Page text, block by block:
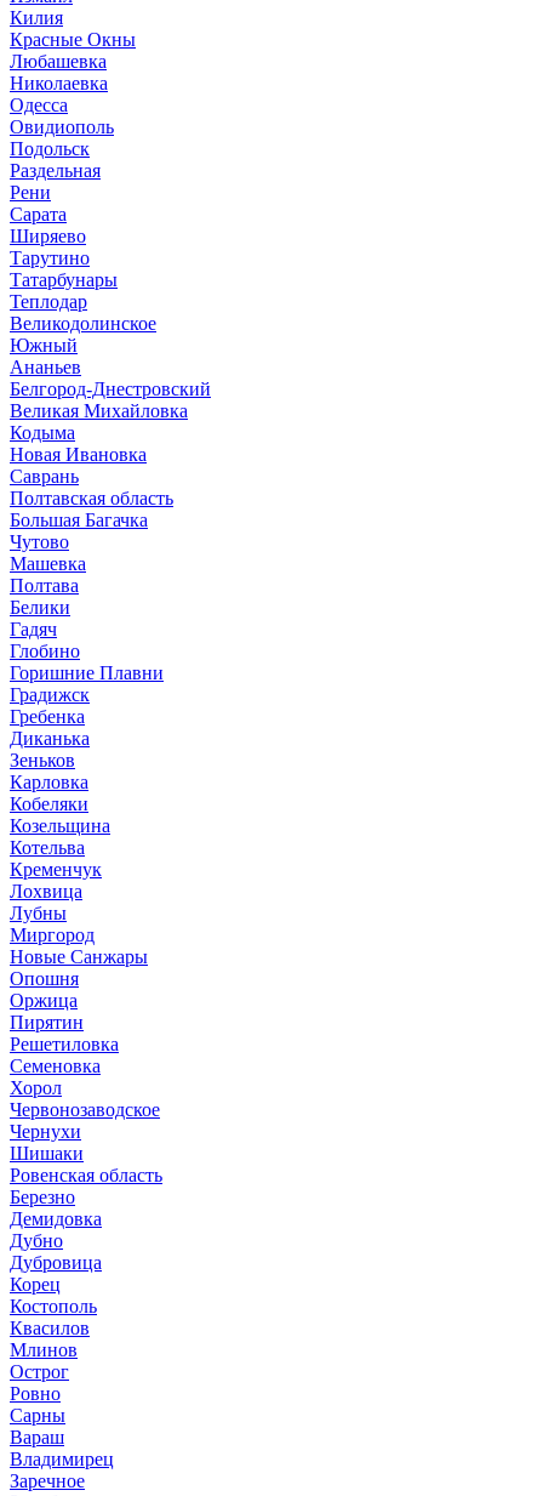
Килия
Красные Окны
Любашевка
Николаевка
Одесса
Овидиополь
Подольск
Раздельная
Рени
Сарата
Ширяево
Тарутино
Татарбунары
Теплодар
Великодолинское
Южный
Ананьев
Белгород-Днестровский
Великая Михайловка
Кодыма
Новая Ивановка
Саврань
Полтавская область
Большая Багачка
Чутово
Машевка
Полтава
Белики
Гадяч
Глобино
Горишние Плавни
Градижск
Гребенка
Диканька
Зеньков
Карловка
Кобеляки
Козельщина
Котельва
Кременчук
Лохвица
Лубны
Миргород
Новые Санжары
Опошня
Оржица
Пирятин
Решетиловка
Семеновка
Хорол
Червонозаводское
Чернухи
Шишаки
Ровенская область
Березно
Демидовка
Дубно
Дубровица
Корец
Костополь
Квасилов
Млинов
Острог
Ровно
Сарны
Вараш
Владимирец
Заречное